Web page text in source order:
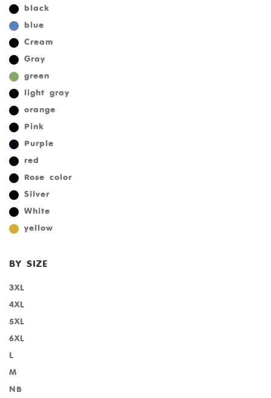
black
blue
Cream
Gray
green
light gray
orange
Pink
Purple
red
Rose color
Silver
White
yellow
BY SIZE
3XL
4XL
5XL
6XL
L
M
NB